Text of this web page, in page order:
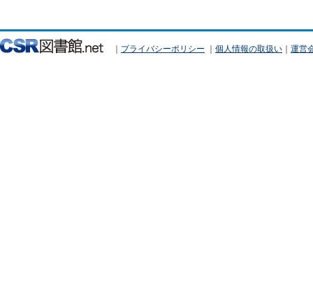
｜ プライバシーポリシー ｜ 個人情報の取扱い ｜ 運営